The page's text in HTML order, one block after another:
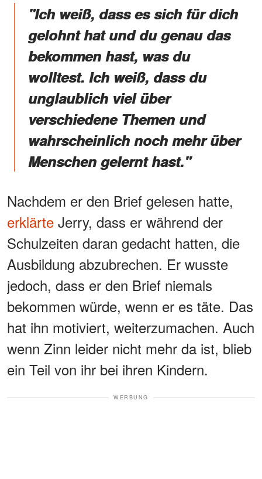
"Ich weiß, dass es sich für dich
gelohnt hat und du genau das
bekommen hast, was du
wolltest. Ich weiß, dass du
unglaublich viel über
verschiedene Themen und
wahrscheinlich noch mehr über
Menschen gelernt hast."
Nachdem er den Brief gelesen hatte,
erklärte Jerry, dass er während der
Schulzeiten daran gedacht hatten, die
Ausbildung abzubrechen. Er wusste
jedoch, dass er den Brief niemals
bekommen würde, wenn er es täte. Das
hat ihn motiviert, weiterzumachen. Auch
wenn Zinn leider nicht mehr da ist, blieb
ein Teil von ihr bei ihren Kindern.
WERBUNG